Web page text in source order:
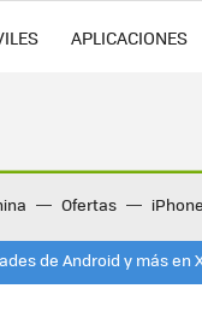
APLICACIONES
Ofertas iPhone
de Android y más en